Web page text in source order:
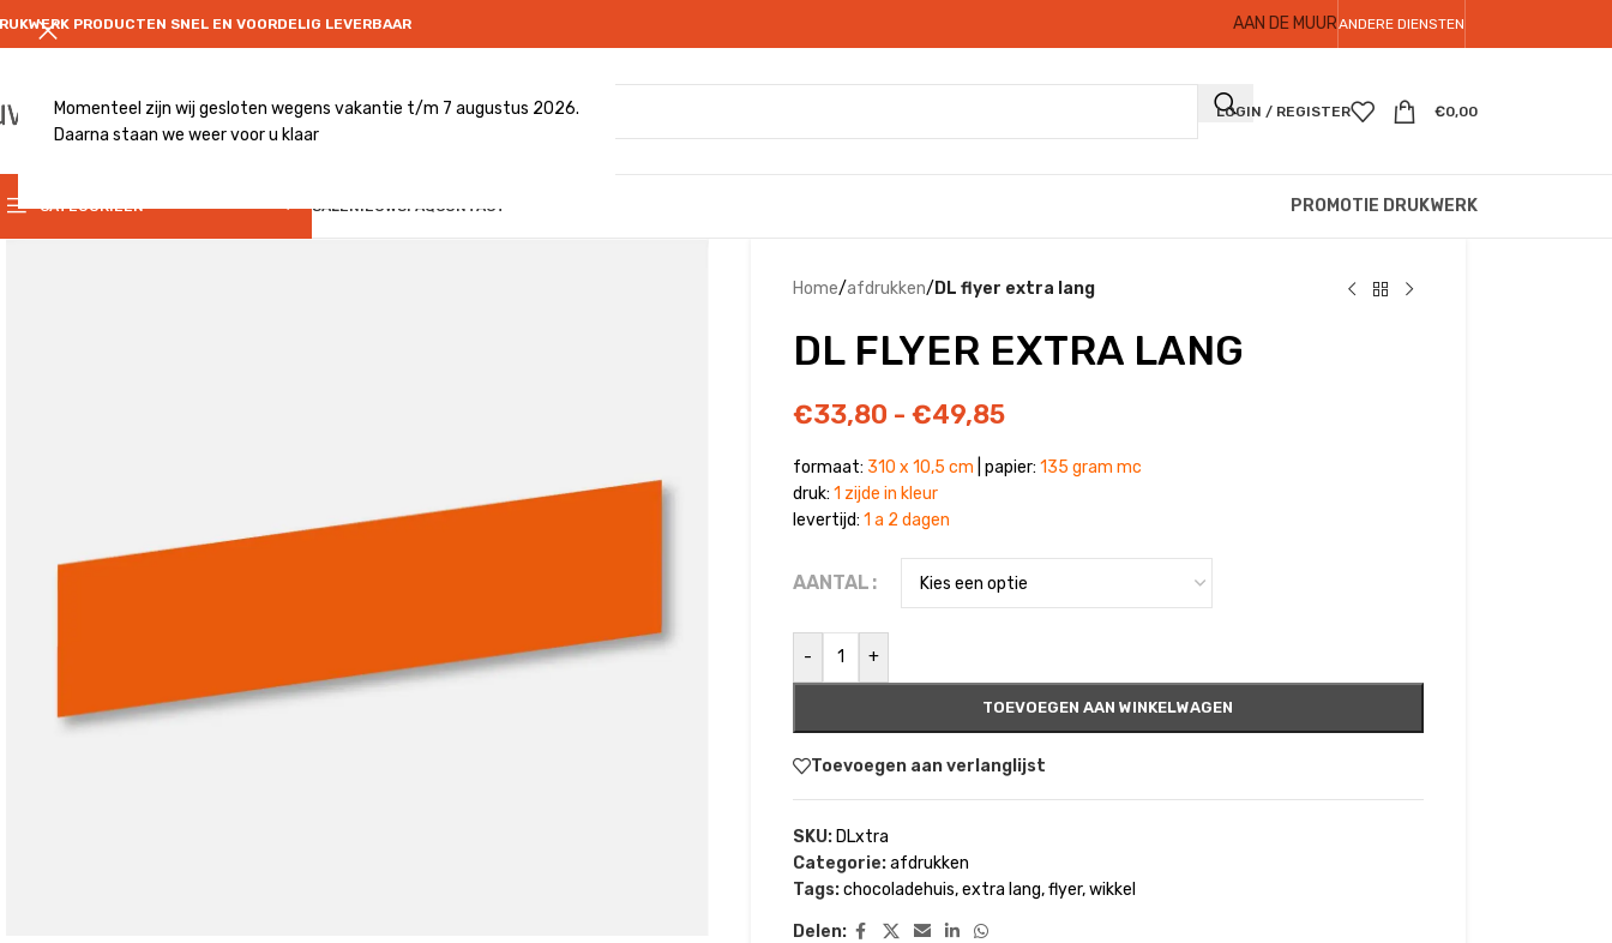
Momenteel zijn wij gesloten wegens vakantie t/m 7 augustus 2026.
Daarna staan we weer voor u klaar
PRODUCTEN SNEL EN VOORDELIG LEVERBAAR AAN DE MUURANDERE DIENSTEN
LOGIN / REGISTER €0,00
CATEGORIEËN SALENIEUWSFAQCONTACT PROMOTIE DRUKWERK
Home/afdrukken/ DL flyer extra lang
DL FLYER EXTRA LANG
€33,80 - €49,85
formaat: 310 x 10,5 cm | papier: 135 gram mc
druk: 1 zijde in kleur
levertijd: 1 a 2 dagen
AANTAL
- +
TOEVOEGEN AAN WINKELWAGEN
Toevoegen aan verlanglijst
SKU: DLxtra
Categorie:afdrukken
Tags:chocoladehuis,extra lang,flyer,wikkel
Delen: